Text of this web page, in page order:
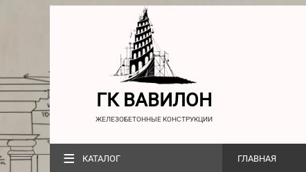
ГК ВАВИЛОН
ЖЕЛЕЗОБЕТОННЫЕ КОНСТРУКЦИИ
≡ КАТАЛОГ ГЛАВНАЯ